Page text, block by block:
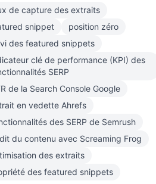
de capture des extraits
snippet
position zéro
des featured snippets
clé de performance (KPI) des
SERP
de la Search Console Google
en vedette Ahrefs
des SERP de Semrush
du contenu avec Screaming Frog
des extraits
des featured snippets